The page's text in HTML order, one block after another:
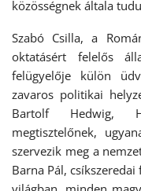
közösségnek általa
Szabó Csilla, a
oktatásért felelős
felügyelője külön
zavaros politikai
Bartolf Hedwig,
megtisztelőnek,
szervezik meg a
Barna Pál,